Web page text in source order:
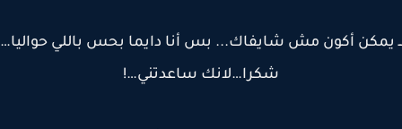
يمكن أكون مش شايفاك... بس أنا دايما بحس باللي حواليا…
شكرا…لانك ساعدتني…!